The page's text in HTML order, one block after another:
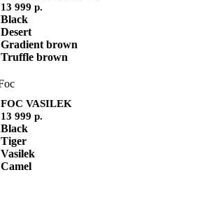
13 999 р.
Black
Desert
Gradient brown
Truffle brown
FOC VASILEK
13 999 р.
Black
Tiger
Vasilek
Camel